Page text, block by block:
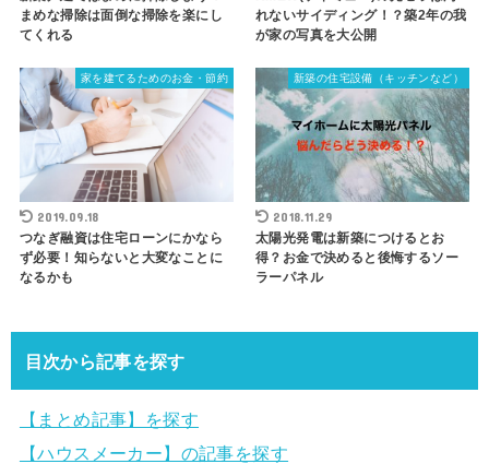
まめな掃除は面倒な掃除を楽にし
てくれる
れないサイディング！？築2年の我
が家の写真を大公開
家を建てるためのお金・節約
2019.09.18
つなぎ融資は住宅ローンにかなら
ず必要！知らないと大変なことに
なるかも
新築の住宅設備（キッチンなど）
2018.11.29
太陽光発電は新築につけるとお
得？お金で決めると後悔するソー
ラーパネル
目次から記事を探す
【まとめ記事】を探す
【ハウスメーカー】の記事を探す